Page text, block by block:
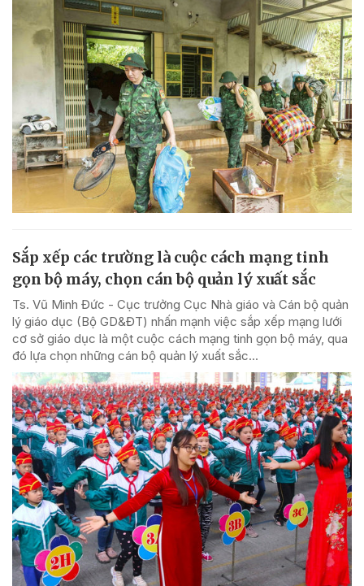
Sắp xếp các trường là cuộc cách mạng tinh
gọn bộ máy, chọn cán bộ quản lý xuất sắc
Ts. Vũ Minh Đức - Cục trưởng Cục Nhà giáo và Cán bộ quản
lý giáo dục (Bộ GD&ĐT) nhấn mạnh việc sắp xếp mạng lưới
cơ sở giáo dục là một cuộc cách mạng tinh gọn bộ máy, qua
đó lựa chọn những cán bộ quản lý xuất sắc...